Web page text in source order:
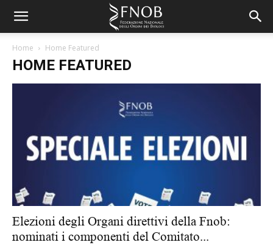
Home Home Featured
HOME FEATURED
Elezioni degli Organi direttivi della Fnob:
nominati i componenti del Comitato...